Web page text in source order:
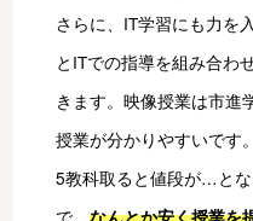
さらに、IT学習にも力を
とITでの指導を組み合わ
きます。映像授業は市進
授業が分かりやすいです。
5教科取ると値段が…と
で、なんとか安く授業を